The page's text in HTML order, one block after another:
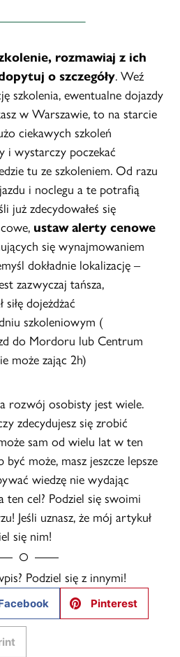
rozmawiaj z ich
o szczegóły. Weź
szkolenia, ewentualne dojazdy
w Warszawie, to na starcie
ciekawych szkoleń
i wystarczy poczekać
tu ze szkoleniem. Od razu
i noclegu a te potrafią
już zdecydowałeś się
ustaw alerty cenowe
się wynajmowaniem
dokładnie lokalizację –
zazwyczaj tańsza,
siłę dojeżdżać
szkoleniowym (
do Mordoru lub Centrum
może zając 2h)
rozwój osobisty jest wiele.
zdecydujesz się zrobić
sam od wielu lat w ten
może, masz jeszcze lepsze
wiedzę nie wydając
ten cel? Podziel się swoimi
Jeśli uznasz, że mój artykuł
się nim!
Podziel się z innymi!
Pinterest